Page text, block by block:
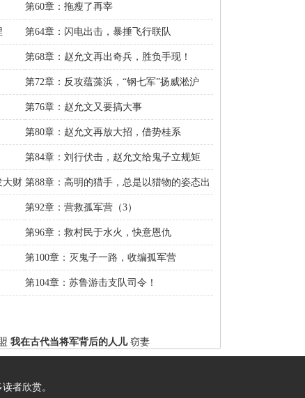
第60章：拖瘦了再宰
第64章：闪电出击，暴捶飞行联队
第68章：赵允文再出奇兵，胜负手现！
第72章：反攻蕴藻浜，“钢七军”扬威淞沪
第76章：赵允文又要搞大事
第80章：赵允文再放大招，借势桂系
第84章：刘行伏击，赵允文给鬼子立规矩
大财 第88章：高明的猎手，总是以猎物的姿态出
现
第92章：营救孤军营（3）
第96章：救村民于水火，快意恩仇
第100章：灭鬼子一路，收编孤军营
第104章：苏鲁游击支队司令！
我在古代当将军背后的人儿 窃妻
者欣赏。